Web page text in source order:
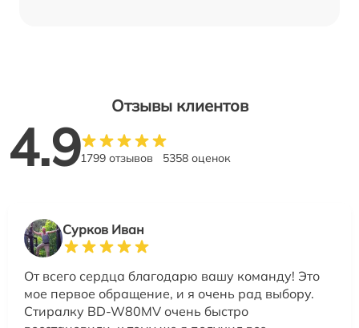
Отзывы клиентов
4.91799 отзывов 5358 оценок
Сурков Иван
От всего сердца благодарю вашу команду! Это
мое первое обращение, и я очень рад выбору.
Стиралку BD-W80MV очень быстро